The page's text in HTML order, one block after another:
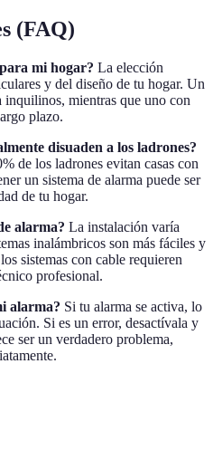
(FAQ)
mi hogar? La elección
y del diseño de tu hogar. Un
inquilinos, mientras que uno con
plazo.
disuaden a los ladrones?
de los ladrones evitan casas con
un sistema de alarma puede ser
de tu hogar.
alarma? La instalación varía
inalámbricos son más fáciles y
sistemas con cable requieren
profesional.
alarma? Si tu alarma se activa, lo
Si es un error, desactívala y
ser un verdadero problema,